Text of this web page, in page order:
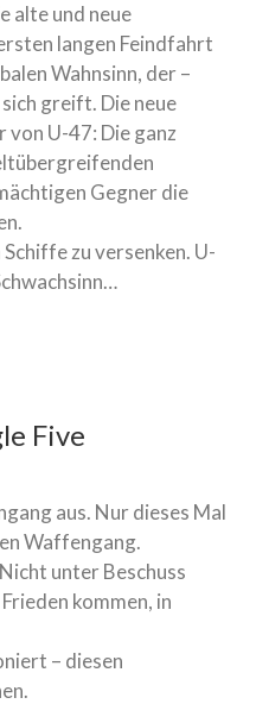
alte und neue
langen Feindfahrt
Wahnsinn, der –
greift. Die neue
U-47: Die ganz
Gegner die
zu versenken. U-
Five
aus. Nur dieses Mal
Waffengang.
unter Beschuss
kommen, in
– diesen